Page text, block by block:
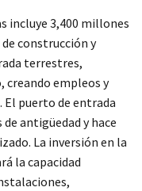
incluye 3,400 millones
construcción y
terrestres,
creando empleos y
El puerto de entrada
antigüedad y hace
La inversión en la
la capacidad